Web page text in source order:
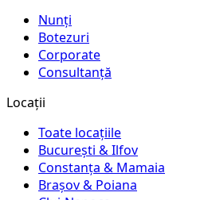
Nunți
Botezuri
Corporate
Consultanță
Locații
Toate locațiile
București & Ilfov
Constanța & Mamaia
Brașov & Poiana